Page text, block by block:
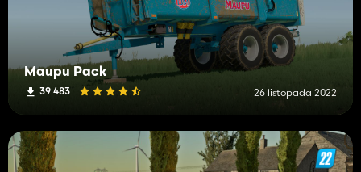
Maupu Pack
39 483 26 listopada 2022